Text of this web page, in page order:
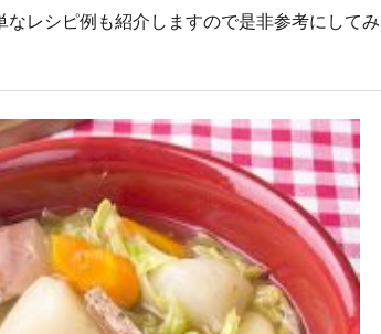
レシピ例も紹介しますので是非参考にしてみ